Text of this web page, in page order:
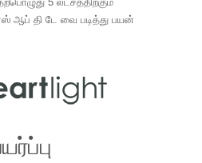
ஆப் தி டே வை படித்து பயன்